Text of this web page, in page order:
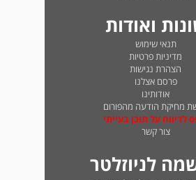
ואודות
תנאי שימוש
מדיניות פרטיות
הצהרת נגישות
פרסם אצלנו
אודותינו
מחיקת הודעה מהפורום
לדיווח על תוכן בעייתי
צור קשר
לניוזלטר